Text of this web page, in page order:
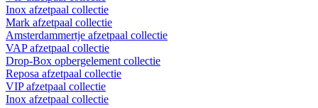
Inox afzetpaal collectie
Mark afzetpaal collectie
Amsterdammertje afzetpaal collectie
VAP afzetpaal collectie
Drop-Box opbergelement collectie
Reposa afzetpaal collectie
VIP afzetpaal collectie
Inox afzetpaal collectie